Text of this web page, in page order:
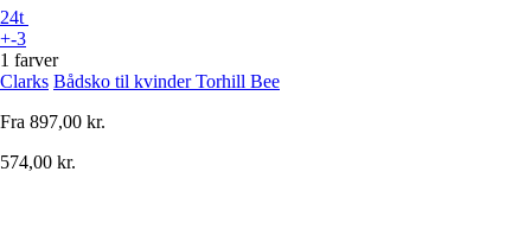
24t
+-3
1 farver
Clarks Bådsko til kvinder Torhill Bee
Fra 897,00 kr.
574,00 kr.